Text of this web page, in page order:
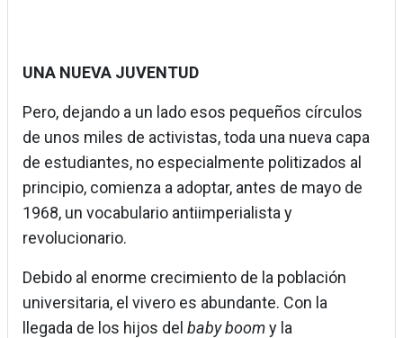
UNA NUEVA JUVENTUD
Pero, dejando a un lado esos pequeños círculos
de unos miles de activistas, toda una nueva capa
de estudiantes, no especialmente politizados al
principio, comienza a adoptar, antes de mayo de
1968, un vocabulario antiimperialista y
revolucionario.
Debido al enorme crecimiento de la población
universitaria, el vivero es abundante. Con la
llegada de los hijos del baby boomy la